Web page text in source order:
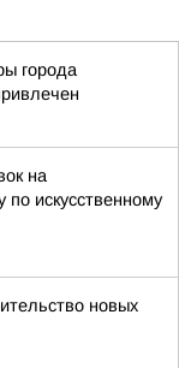
города
на
по искусственному
новых